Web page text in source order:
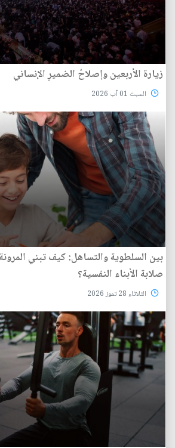
زيارة الأربعين وإصلاحُ الضميرِ الإنساني
السبت 01 آب 2026
بين السلطوية والتساهل: كيف تبني المرونة
صلابة الأبناء النفسية؟
الثلاثاء 28 تموز 2026